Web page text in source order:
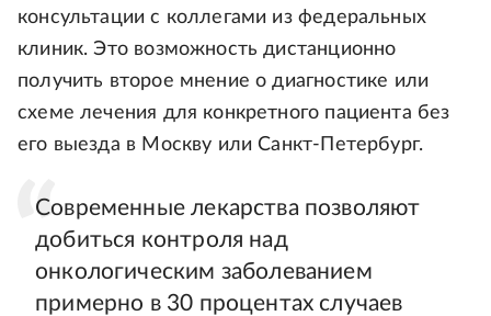
консультации с коллегами из федеральных
клиник. Это возможность дистанционно
получить второе мнение о диагностике или
схеме лечения для конкретного пациента без
его выезда в Москву или Санкт-Петербург.
Современные лекарства позволяют
добиться контроля над
онкологическим заболеванием
примерно в 30 процентах случаев